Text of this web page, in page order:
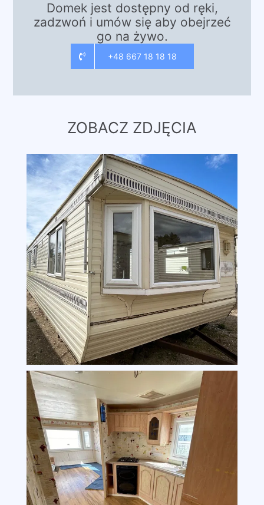
Domek jest dostępny od ręki,
zadzwoń i umów się aby obejrzeć
go na żywo.
+48 667 18 18 18
ZOBACZ ZDJĘCIA